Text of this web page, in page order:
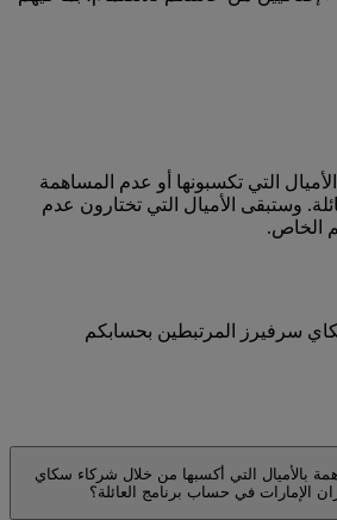
التي تكسبونها أو عدم المساهمة
وستبقى الأميال التي تختارون عدم
الخاص.
سرفيرز المرتبطين بحسابكم
بالأميال التي أكسبها من خلال شركاء سكاي
الإمارات في حساب برنامج العائلة؟